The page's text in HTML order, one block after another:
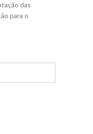
das
para o